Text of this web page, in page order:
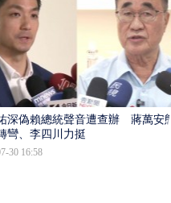
深偽賴總統聲音遭查辦 蔣萬安態
彎、李四川力挺
30 16:58